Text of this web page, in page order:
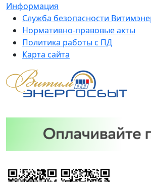
Информация
Служба безопасности
Нормативно-правовые акты
Политика работы с ПД
Карта сайта